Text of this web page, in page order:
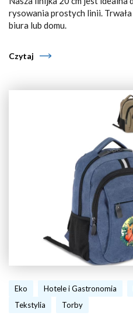
rysowania prostych linii. Trwała
biura lub domu.
Czytaj
Eko Hotele i Gastronomia
Tekstylia
Torby